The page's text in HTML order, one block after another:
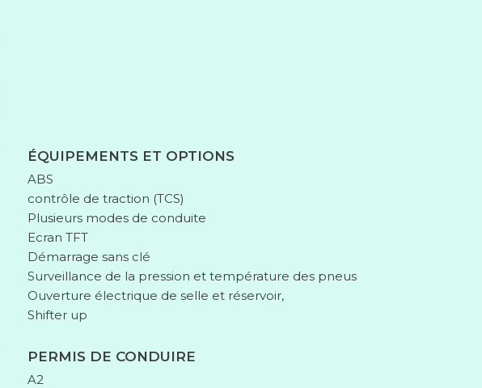
ÉQUIPEMENTS ET OPTIONS
ABS
contrôle de traction (TCS)
Plusieurs modes de conduite
Ecran TFT
Démarrage sans clé
Surveillance de la pression et température des pneus
Ouverture électrique de selle et réservoir,
Shifter up
PERMIS DE CONDUIRE
A2